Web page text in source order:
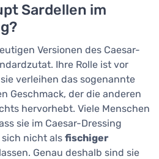
Sardellen im
Versionen des Caesar-
Ihre Rolle ist vor
verleihen das sogenannte
Geschmack, der die anderen
hervorhebt. Viele Menschen
sie im Caesar-Dressing
nicht als fischiger
Genau deshalb sind sie